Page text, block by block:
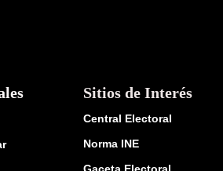
Sitios de Interés
Central Electoral
Norma INE
Gaceta Electoral